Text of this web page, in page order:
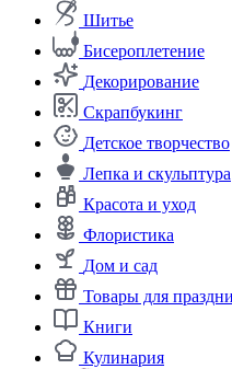
Шитье
Бисероплетение
Декорирование
Скрапбукинг
Детское творчество
Лепка и скульптура
Красота и уход
Флористика
Дом и сад
Товары для
Книги
Кулинария